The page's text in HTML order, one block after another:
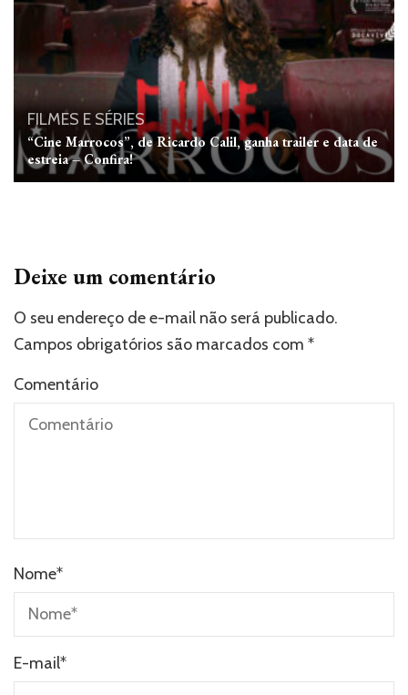
FILMES E SÉRIES
“Cine Marrocos”, de Ricardo Calil, ganha trailer e data de
estreia – Confira!
Deixe um comentário
O seu endereço de e-mail não será publicado.
Campos obrigatórios são marcados com *
Comentário
Nome*
E-mail*